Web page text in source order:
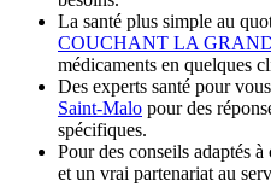
La santé plus simple au
COUCHANT LA
médicaments en quelques
Des experts santé pour
Saint-Malo pour des
spécifiques.
Pour des conseils adaptés à
et un vrai partenariat au